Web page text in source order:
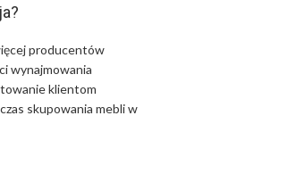
producentów
wynajmowania
klientom
skupowania mebli w